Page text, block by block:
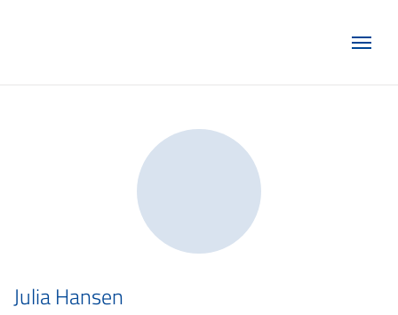
Julia Hansen